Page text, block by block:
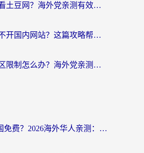
如何在国外看土豆网？海外党亲测有效的追剧加速器选择指南
人在国外打不开国内网站？这篇攻略帮你无缝解锁国内资源（附交管12123使用技巧）
香港优酷地区限制怎么办？海外党亲测有效的追剧解决方案
Mac翻墙回国免费？2026海外华人亲测：从CCTV5直播到国内APP，这样选加速器才靠谱